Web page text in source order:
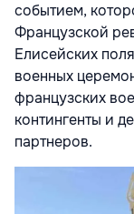
событием,
Французской
Елисейских
военных
французских
контингенты и
партнеров.